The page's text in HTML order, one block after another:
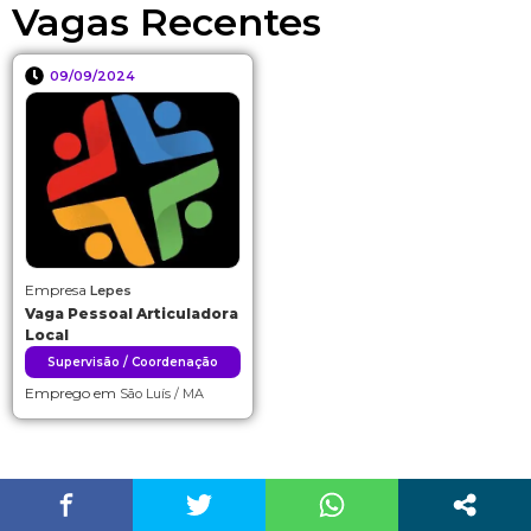
Vagas Recentes
09/09/2024
Empresa Lepes
Vaga Pessoal Articuladora
Local
Supervisão / Coordenação
Emprego em São Luís / MA